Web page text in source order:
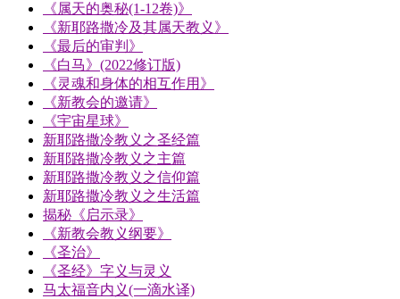
《属天的奥秘(1-12卷)》
《新耶路撒冷及其属天教义》
《最后的审判》
《白马》(2022修订版)
《灵魂和身体的相互作用》
《新教会的邀请》
《宇宙星球》
新耶路撒冷教义之圣经篇
新耶路撒冷教义之主篇
新耶路撒冷教义之信仰篇
新耶路撒冷教义之生活篇
揭秘《启示录》
《新教会教义纲要》
《圣治》
《圣经》字义与灵义
马太福音内义(一滴水译)